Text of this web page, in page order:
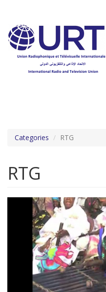
contenu
principal
Categories RTG
RTG